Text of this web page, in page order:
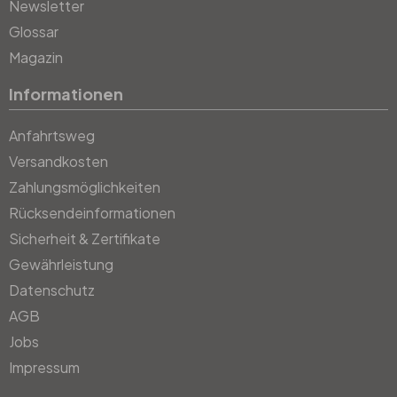
Newsletter
Glossar
Magazin
Informationen
Anfahrtsweg
Versandkosten
Zahlungsmöglichkeiten
Rücksendeinformationen
Sicherheit & Zertifikate
Gewährleistung
Datenschutz
AGB
Jobs
Impressum